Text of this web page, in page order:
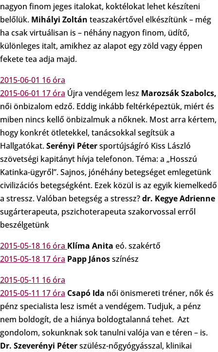
nagyon finom jeges italokat, koktélokat lehet készíteni
belőlük. Mihályi Zoltán teaszakértővel elkészítünk – még
ha csak virtuálisan is – néhány nagyon finom, üdítő,
különleges italt, amikhez az alapot egy zöld vagy éppen
fekete tea adja majd.
2015-06-01 16 óra
2015-06-01 17 óra Újra vendégem lesz Marozsák Szabolcs,
női önbizalom edző. Eddig inkább feltérképeztük, miért és
miben nincs kellő önbizalmuk a nőknek. Most arra kértem,
hogy konkrét ötletekkel, tanácsokkal segítsük a
Hallgatókat.Serényi Pétersportújságíró Kiss László
szövetségi kapitányt hívja telefonon. Téma: a „Hosszú
Katinka-ügyről”. Sajnos, jónéhány betegséget emlegetünk
civilizációs betegségként. Ezek közül is az egyik kiemelkedő
a stressz. Valóban betegség a stressz?dr. Kegye Adrienne
sugárterapeuta, pszichoterapeuta szakorvossal erről
beszélgetünk
2015-05-18 16 óra Klíma Anita eó. szakértő
2015-05-18 17 óra Papp Jánosszínész
2015-05-11 16 óra
2015-05-11 17 óra Csapó Ida női önismereti tréner, nők és
pénz specialista lesz ismét a vendégem. Tudjuk, a pénz
nem boldogít, de a hiánya boldogtalanná tehet. Azt
gondolom, sokunknak sok tanulni valója van e téren – is.
Dr. Szeverényi Péterszülész-nőgyógyásszal, klinikai